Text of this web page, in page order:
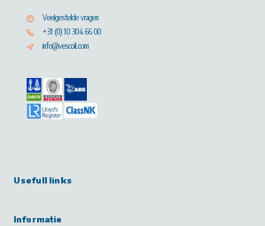
Veelgestelde vragen
+31 (0) 10 304 66 00
info@vescoil.com
Usefull links
Informatie